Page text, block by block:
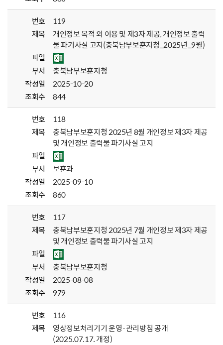
번호
119
제목
개인정보 목적 외 이용 및 제3자 제공, 개인정보 출력
물 파기사실 고지(충북남부보훈지청_2025년_9월)
파일
부서
충북남부보훈지청
작성일
2025-10-20
조회수
844
번호
118
제목
충북남부보훈지청 2025년 8월 개인정보 제3자 제공
및 개인정보 출력물 파기사실 고지
파일
부서
보훈과
작성일
2025-09-10
조회수
860
번호
117
제목
충북남부보훈지청 2025년 7월 개인정보 제3자 제공
및 개인정보 출력물 파기사실 고지
파일
부서
충북남부보훈지청
작성일
2025-08-08
조회수
979
번호
116
제목
영상정보처리기기 운영·관리방침 공개
(2025.07.17. 개정)